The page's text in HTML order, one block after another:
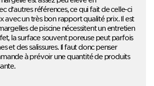
d’autres références, ce qui fait de celle-ci
avec un très bon rapport qualité prix. Il est
de piscine nécessitent un entretien
la surface souvent poreuse peut parfois
et des salissures. Il faut donc penser
à prévoir une quantité de produits